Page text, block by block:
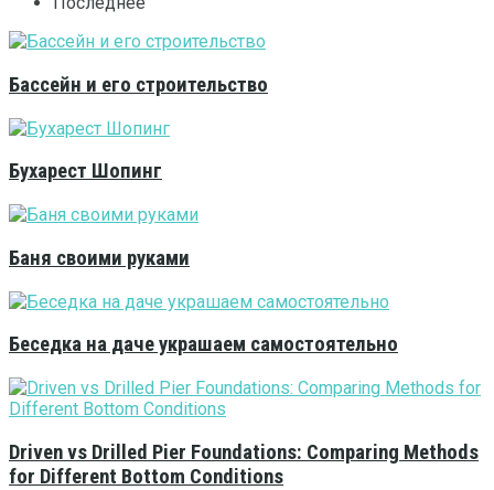
Бассейн и его строительство
Бухарест Шопинг
Баня своими руками
Беседка на даче украшаем самостоятельно
Driven vs Drilled Pier Foundations: Comparing Methods
for Different Bottom Conditions